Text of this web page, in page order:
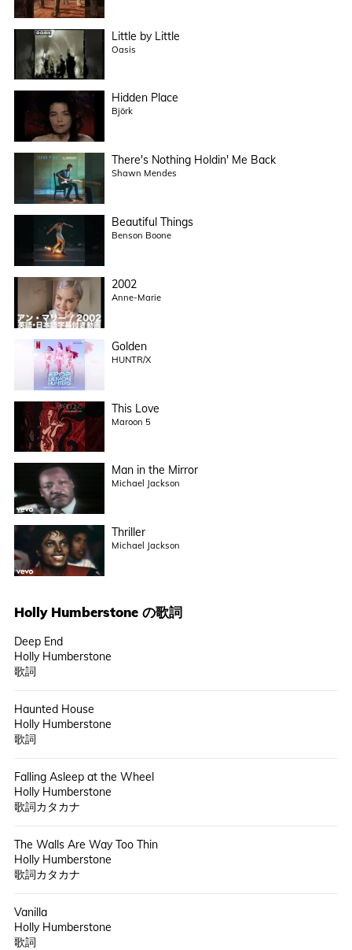
Little by Little
Oasis
Hidden Place
Björk
There's Nothing Holdin' Me Back
Shawn Mendes
Beautiful Things
Benson Boone
2002
Anne-Marie
Golden
HUNTR/X
This Love
Maroon 5
Man in the Mirror
Michael Jackson
Thriller
Michael Jackson
Holly Humberstoneの歌詞
Deep End
Holly Humberstone
歌詞
Haunted House
Holly Humberstone
歌詞
Falling Asleep at the Wheel
Holly Humberstone
歌詞カタカナ
The Walls Are Way Too Thin
Holly Humberstone
歌詞カタカナ
Vanilla
Holly Humberstone
歌詞